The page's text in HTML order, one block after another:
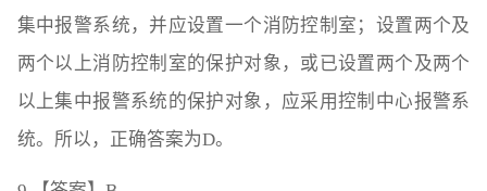
集中报警系统，并应设置一个消防控制室；设置两个及
两个以上消防控制室的保护对象，或已设置两个及两个
以上集中报警系统的保护对象，应采用控制中心报警系
统。所以，正确答案为D。